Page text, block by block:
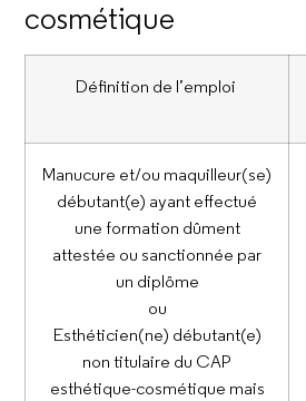
cosmétique
Définition de l’emploi
Manucure et/ou maquilleur(se)
débutant(e) ayant effectué
une formation dûment
attestée ou sanctionnée par
un diplôme
ou
Esthéticien(ne) débutant(e)
non titulaire du CAP
esthétique-cosmétique mais